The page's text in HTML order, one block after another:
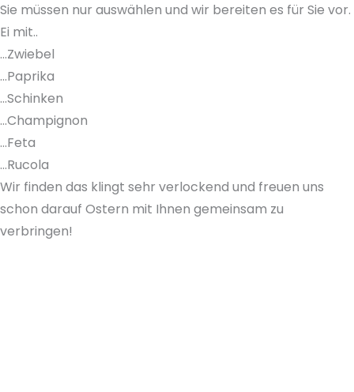
Sie müssen nur auswählen und wir bereiten es für Sie vor.
Ei mit..
…Zwiebel
…Paprika
…Schinken
…Champignon
…Feta
…Rucola
Wir finden das klingt sehr verlockend und freuen uns
schon darauf Ostern mit Ihnen gemeinsam zu
verbringen!